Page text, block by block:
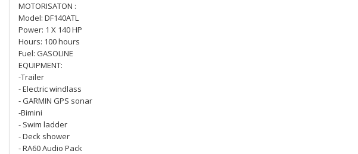
MOTORISATON :
Model: DF140ATL
Power: 1 X 140 HP
Hours: 100 hours
Fuel: GASOLINE
EQUIPMENT:
-Trailer
- Electric windlass
- GARMIN GPS sonar
-Bimini
- Swim ladder
- Deck shower
- RA60 Audio Pack